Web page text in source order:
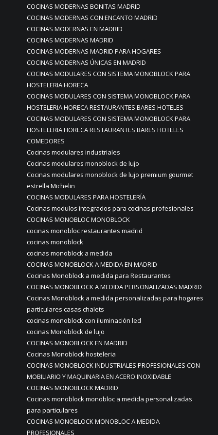
COCINAS MODERNAS BONITAS MADRID
COCINAS MODERNAS CON ENCANTO MADRID
COCINAS MODERNAS EN MADRID
COCINAS MODERNAS MADRID
COCINAS MODERNAS MADRID PARA HOGARES
COCINAS MODERNAS ÚNICAS EN MADRID
COCINAS MODULARES CON SISTEMA MONOBLOCK PARA
HOSTELERIA HORECA
COCINAS MODULARES CON SISTEMA MONOBLOCK PARA
HOSTELERIA HORECA RESTAURANTES BARES HOTELES
COCINAS MODULARES CON SISTEMA MONOBLOCK PARA
HOSTELERIA HORECA RESTAURANTES BARES HOTELES
COMEDORES
Cocinas modulares industriales
Cocinas modulares monoblock de lujo
Cocinas modulares monoblock de lujo premium gourmet
estrella Michelin
COCINAS MODULARES PARA HOSTELERÍA
Cocinas modulos integrados para cocinas profesionales
COCINAS MONOBLOC MONOBLOCK
cocinas monobloc restaurantes madrid
cocinas monoblock
cocinas monoblock a medida
COCINAS MONOBLOCK A MEDIDA EN MADRID
Cocinas Monoblock a medida para Restaurantes
COCINAS MONOBLOCK A MEDIDA PERSONALIZADAS MADRID
Cocinas Monoblock a medida personalizadas para hogares
particulares casas chalets
cocinas monoblock con iluminación led
cocinas Monoblock de lujo
COCINAS MONOBLOCK EN MADRID
Cocinas Monoblock hosteleria
COCINAS MONOBLOCK INDUSTRIALES PROFESIONALES CON
MOBILIARIO Y MAQUINARIA EN ACERO INOXIDABLE
COCINAS MONOBLOCK MADRID
Cocinas monoblock monobloc a medida personalizadas
para particulares
COCINAS MONOBLOCK MONOBLOC A MEDIDA
PROFESIONALES